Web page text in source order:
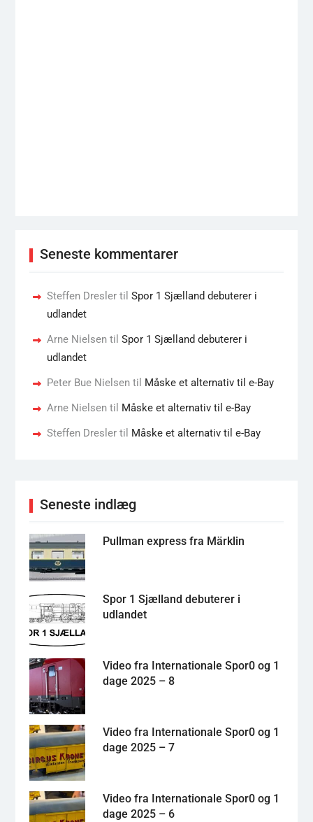
Seneste kommentarer
Steffen Dreslertil Spor 1 Sjælland debuterer i
udlandet
Arne Nielsentil Spor 1 Sjælland debuterer i
udlandet
Peter Bue Nielsentil Måske et alternativ til e-Bay
Arne Nielsentil Måske et alternativ til e-Bay
Steffen Dreslertil Måske et alternativ til e-Bay
Seneste indlæg
Pullman express fra Märklin
Spor 1 Sjælland debuterer i
udlandet
Video fra Internationale Spor0 og 1
dage 2025 – 8
Video fra Internationale Spor0 og 1
dage 2025 – 7
Video fra Internationale Spor0 og 1
dage 2025 – 6